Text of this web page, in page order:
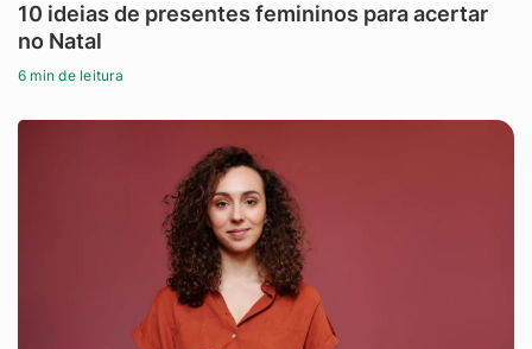
10 ideias de presentes femininos para acertar
no Natal
6 min de leitura